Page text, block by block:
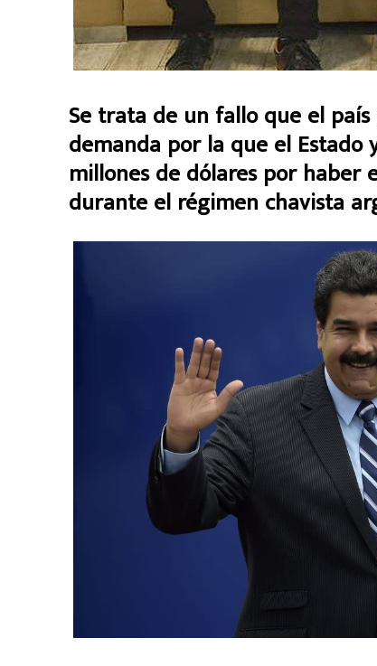
Se trata de un fallo que el
demanda por la que el Estado
millones de dólares por haber
durante el régimen chavista